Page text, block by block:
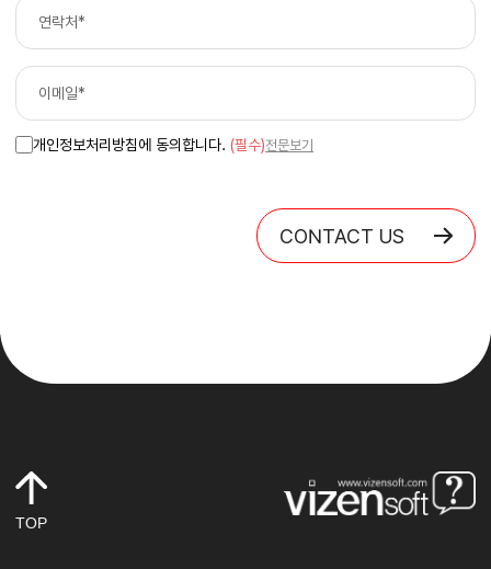
개인정보처리방침에 동의합니다. (필수)전문보기
CONTACT US
TOP